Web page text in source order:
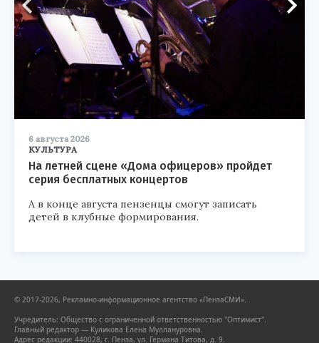
6 августа 2026
КУЛЬТУРА
На летней сцене «Дома офицеров» пройдет
серия бесплатных концертов
А в конце августа пензенцы смогут записать
детей в клубные формирования.
© 2017-2026, Рекламно-информационное агентство «ПензаСМИ».
Учредитель: Общество с ограниченной ответственностью "Оптимист".
Главный редактор — Куликова Елена Муллануровна.
Адрес редакции: 440028, г. Пенза, ул. Германа Титова, д. 9.